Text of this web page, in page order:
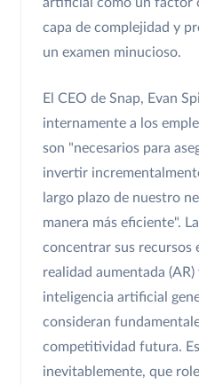
capa de complejidad y
un examen minucioso.
El CEO de Snap, Evan
internamente a los
son "necesarios para
invertir
largo plazo de nuestro
manera más eficiente".
concentrar sus recursos
realidad aumentada
inteligencia artificial
consideran
competitividad futura.
inevitablemente, que